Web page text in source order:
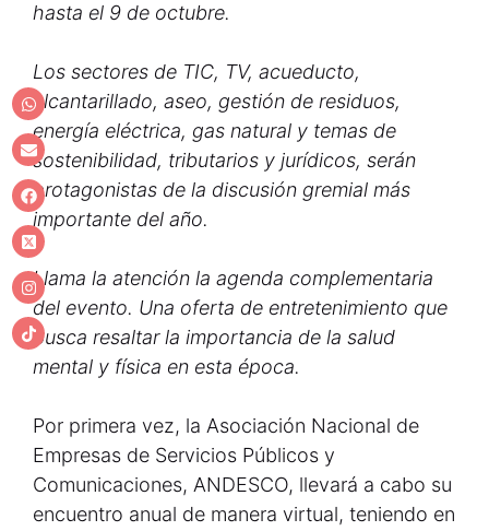
hasta el 9 de octubre.
Los sectores de TIC, TV, acueducto,
alcantarillado, aseo, gestión de residuos,
energía eléctrica, gas natural y temas de
sostenibilidad, tributarios y jurídicos, serán
protagonistas de la discusión gremial más
importante del año.
Llama la atención la agenda complementaria
del evento. Una oferta de entretenimiento que
busca resaltar la importancia de la salud
mental y física en esta época.
Por primera vez, la Asociación Nacional de
Empresas de Servicios Públicos y
Comunicaciones, ANDESCO, llevará a cabo su
encuentro anual de manera virtual, teniendo en